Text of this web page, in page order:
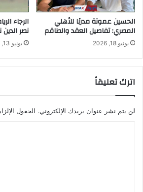
الحسين عموتة مدربًا للأهلي
المصري: تفاصيل العقد والطاقم
يونيو 18, 2026
الرجاء
نصر الدين
يونيو 13, 2026
اترك تعليقاً
لن يتم نشر عنوان بريدك الإلكتروني. الحقول